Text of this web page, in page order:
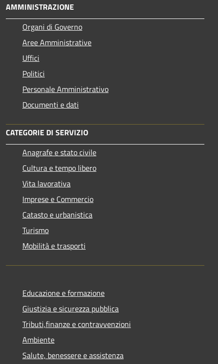
AMMINISTRAZIONE
Organi di Governo
Aree Amministrative
Uffici
Politici
Personale Amministrativo
Documenti e dati
CATEGORIE DI SERVIZIO
Anagrafe e stato civile
Cultura e tempo libero
Vita lavorativa
Imprese e Commercio
Catasto e urbanistica
Turismo
Mobilità e trasporti
Educazione e formazione
Giustizia e sicurezza pubblica
Tributi,finanze e contravvenzioni
Ambiente
Salute, benessere e assistenza